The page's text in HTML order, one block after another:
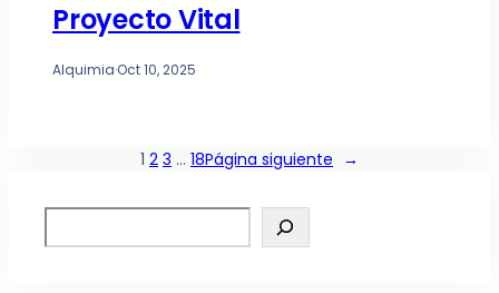
Proyecto Vital
Alquimia·Oct 10, 2025
1 2 3 … 18Página siguiente →
e